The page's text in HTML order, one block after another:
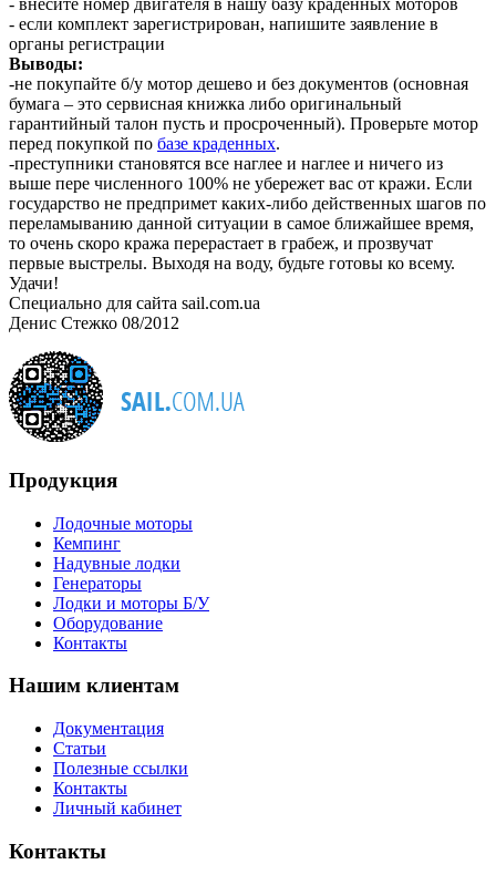
- внесите номер двигателя в нашу базу краденных моторов
- если комплект зарегистрирован, напишите заявление в
органы регистрации
Выводы:
-не покупайте б/у мотор дешево и без документов (основная
бумага – это сервисная книжка либо оригинальный
гарантийный талон пусть и просроченный). Проверьте мотор
перед покупкой по базе краденных.
-преступники становятся все наглее и наглее и ничего из
выше пере численного 100% не убережет вас от кражи. Если
государство не предпримет каких-либо действенных шагов по
переламыванию данной ситуации в самое ближайшее время,
то очень скоро кража перерастает в грабеж, и прозвучат
первые выстрелы. Выходя на воду, будьте готовы ко всему.
Удачи!
Специально для сайта sail.com.ua
Денис Стежко 08/2012
Продукция
Лодочные моторы
Кемпинг
Надувные лодки
Генераторы
Лодки и моторы Б/У
Оборудование
Контакты
Нашим клиентам
Документация
Статьи
Полезные ссылки
Контакты
Личный кабинет
Контакты